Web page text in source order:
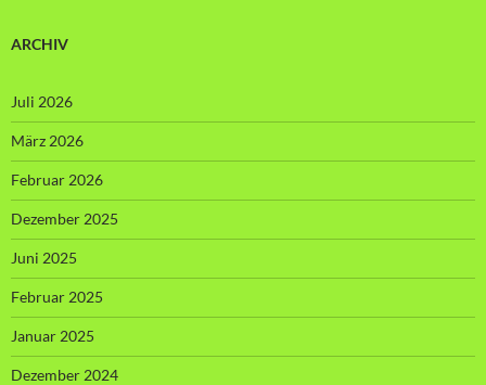
ARCHIV
Juli 2026
März 2026
Februar 2026
Dezember 2025
Juni 2025
Februar 2025
Januar 2025
Dezember 2024